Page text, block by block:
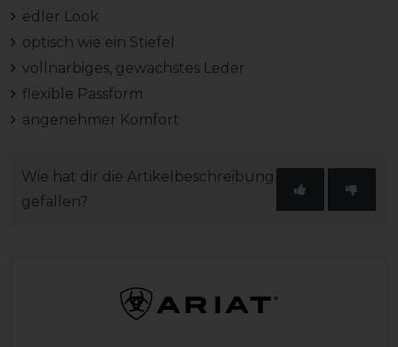
edler Look
optisch wie ein Stiefel
vollnarbiges, gewachstes Leder
flexible Passform
angenehmer Komfort
Wie hat dir die Artikelbeschreibung
gefallen?